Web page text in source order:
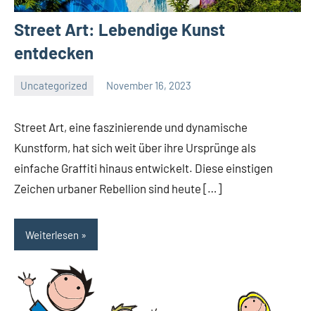
Street Art: Lebendige Kunst
entdecken
Uncategorized November 16, 2023
Street Art, eine faszinierende und dynamische
Kunstform, hat sich weit über ihre Ursprünge als
einfache Graffiti hinaus entwickelt. Diese einstigen
Zeichen urbaner Rebellion sind heute […]
Weiterlesen